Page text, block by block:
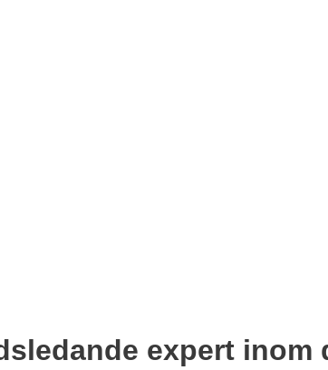
expert